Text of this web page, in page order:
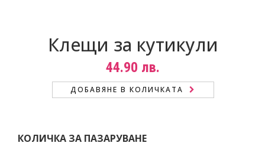
Клещи за кутикули
44.90 лв.
ДОБАВЯНЕ В КОЛИЧКАТА
КОЛИЧКА ЗА ПАЗАРУВАНЕ